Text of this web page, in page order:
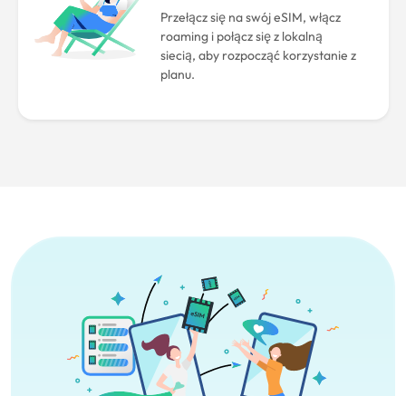
Przełącz się na swój eSIM, włącz
roaming i połącz się z lokalną
siecią, aby rozpocząć korzystanie z
planu.